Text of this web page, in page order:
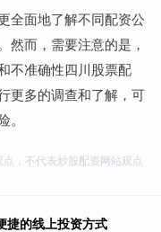
全面地了解不同配资公
然而，需要注意的是，
不准确性四川股票配
更多的调查和了解，可
，不代表炒股配资网站观点
捷的线上投资方式